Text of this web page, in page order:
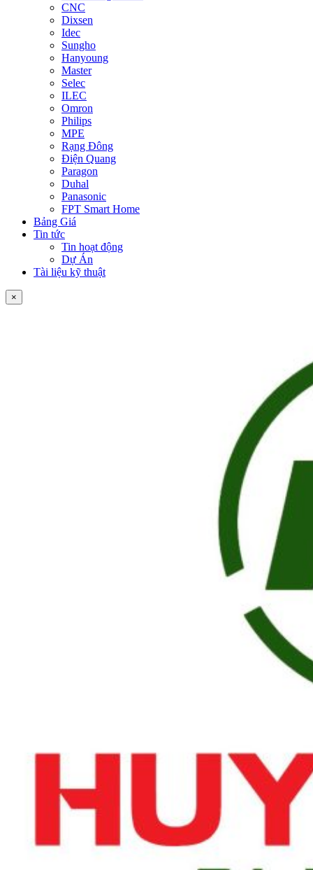
CNC
Dixsen
Idec
Sungho
Hanyoung
Master
Selec
ILEC
Omron
Philips
MPE
Rạng Đông
Điện Quang
Paragon
Duhal
Panasonic
FPT Smart Home
Bảng Giá
Tin tức
Tin hoạt động
Dự Án
Tài liệu kỹ thuật
×